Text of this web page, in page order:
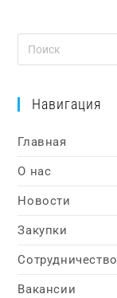
Навигация
Главная
О нас
Новости
Закупки
Сотрудничество
Вакансии